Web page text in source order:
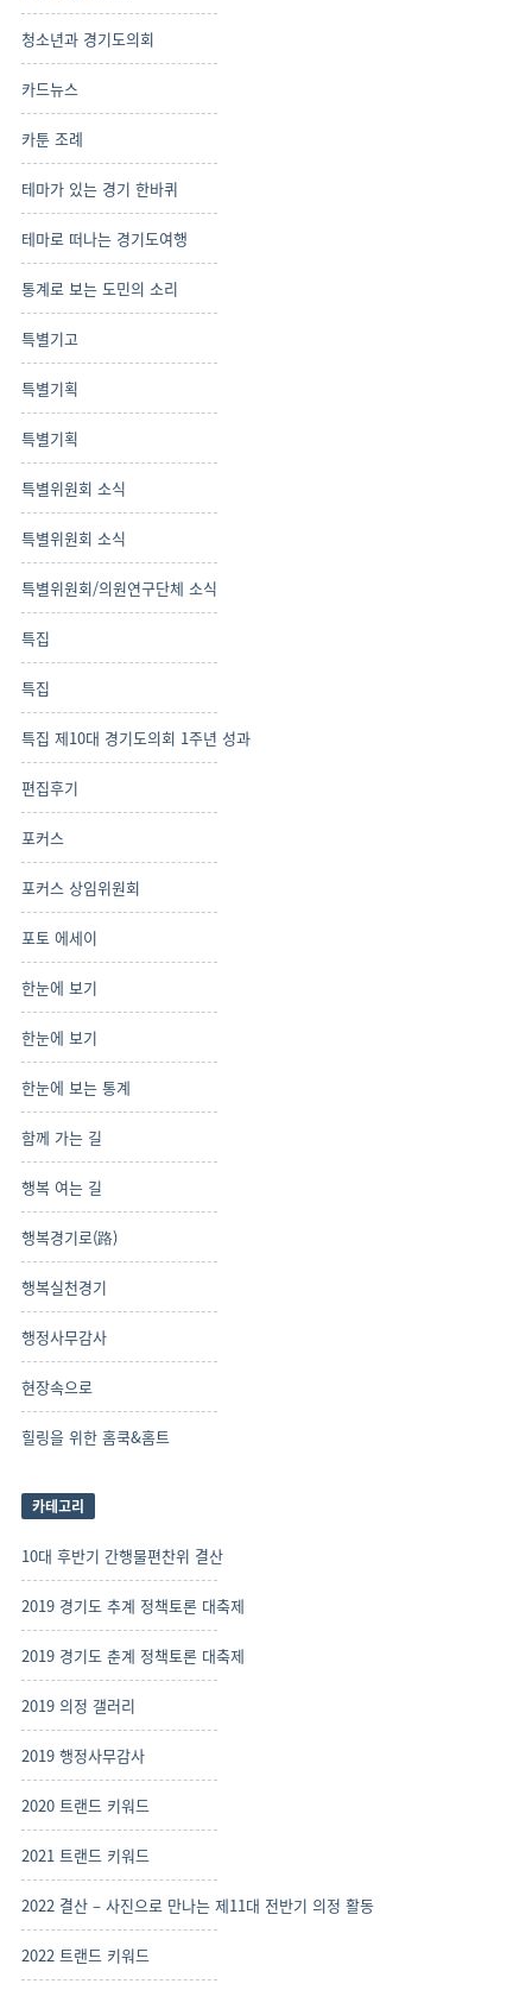
청소년과 경기도의회
카드뉴스
카툰 조례
테마가 있는 경기 한바퀴
테마로 떠나는 경기도여행
통계로 보는 도민의 소리
특별기고
특별기획
특별기획
특별위원회 소식
특별위원회 소식
특별위원회/의원연구단체 소식
특집
특집
특집 제10대 경기도의회 1주년 성과
편집후기
포커스
포커스 상임위원회
포토 에세이
한눈에 보기
한눈에 보기
한눈에 보는 통계
함께 가는 길
행복 여는 길
행복경기로(路)
행복실천경기
행정사무감사
현장속으로
힐링을 위한 홈쿡&홈트
카테고리
10대 후반기 간행물편찬위 결산
2019 경기도 추계 정책토론 대축제
2019 경기도 춘계 정책토론 대축제
2019 의정 갤러리
2019 행정사무감사
2020 트랜드 키워드
2021 트랜드 키워드
2022 결산 – 사진으로 만나는 제11대 전반기 의정 활동
2022 트랜드 키워드